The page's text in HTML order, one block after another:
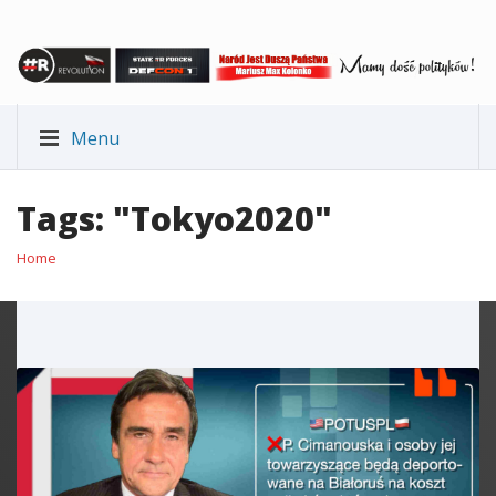
Menu
Tags: "Tokyo2020"
Home